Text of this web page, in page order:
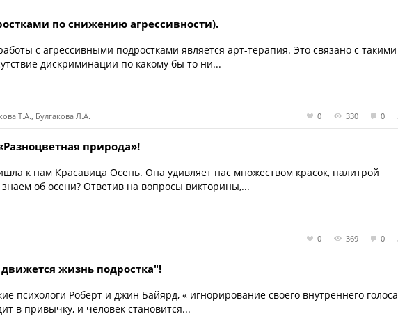
по снижению агрессивности).
с агрессивными подростками является арт-терапия. Это связано с такими
дискриминации по какому бы то ни...
Т.А., Булгакова Л.А. 0 330 0
природа»!
к нам Красавица Осень. Она удивляет нас множеством красок, палитрой
об осени? Ответив на вопросы викторины,...
0 369 0
жизнь подростка"!
психологи Роберт и джин Байярд, « игнорирование своего внутреннего голоса
в привычку, и человек становится...